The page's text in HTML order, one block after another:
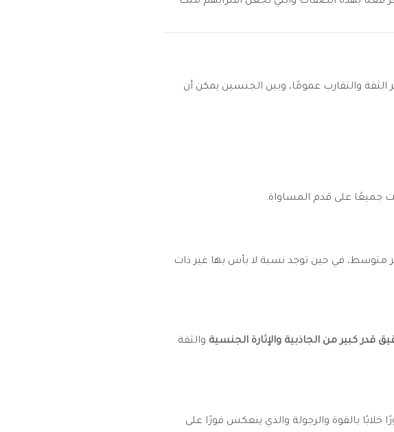
الثقة والتقارب عمومًا، وبين الجنسين يمكن أن
جميعًا على قدم المساواة.
متوسط، في حين توجد نسبة لا بأس بها غير ذات
قدر كبير من الجاذبية والإثارة الجنسية والثقة
بالقوة والرجولة والذي ينعكس فورًا على